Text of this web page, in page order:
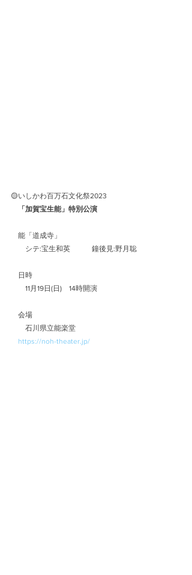
🟡いしかわ百万石文化祭2023
「加賀宝生能」特別公演
能「道成寺」
シテ:宝生和英　　　鐘後見:野月聡
日時
11月19日(日)　14時開演
会場
石川県立能楽堂
https://noh-theater.jp/